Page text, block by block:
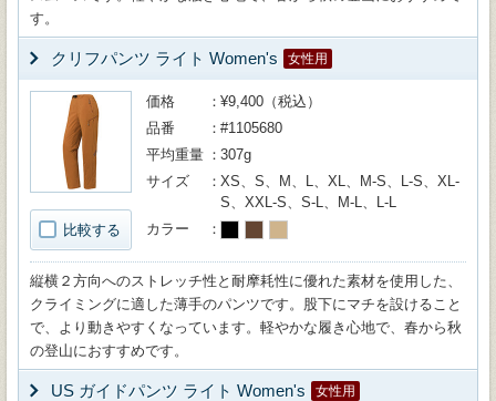
す。
クリフパンツ ライト Women's 女性用
比較する
価格
¥9,400（税込）
品番
#1105680
平均重量
307g
サイズ
XS、S、M、L、XL、M-S、L-S、XL-
S、XXL-S、S-L、M-L、L-L
カラー
縦横２方向へのストレッチ性と耐摩耗性に優れた素材を使用した、
クライミングに適した薄手のパンツです。股下にマチを設けること
で、より動きやすくなっています。軽やかな履き心地で、春から秋
の登山におすすめです。
US ガイドパンツ ライト Women's 女性用